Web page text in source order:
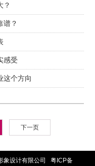
？
谱？
感受
这个方向
下一页
象设计有限公司 粤ICP备